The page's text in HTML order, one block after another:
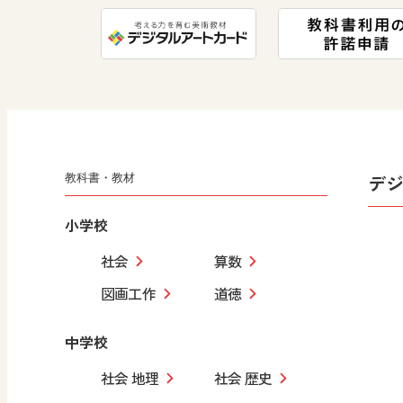
教科書・教材
小学校
社会
算数
図画工作
道徳
中学校
社会 地理
社会 歴史
デ